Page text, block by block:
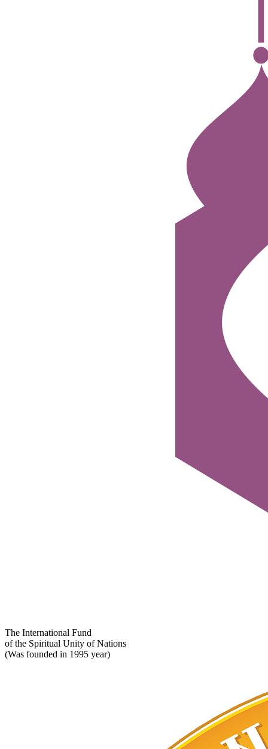
The International Fund
of the Spiritual Unity of Nations
(Was founded in 1995 year)